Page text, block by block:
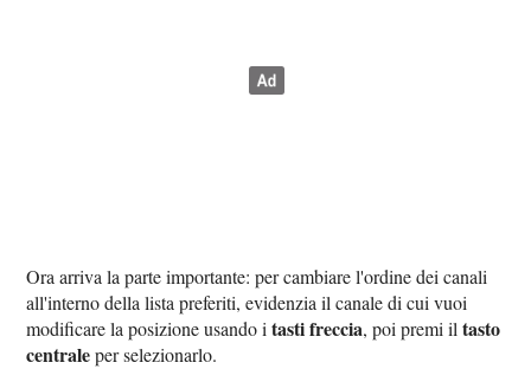
Ora arriva la parte importante: per cambiare l'ordine dei canali
all'interno della lista preferiti, evidenzia il canale di cui vuoi
modificare la posizione usando itasti freccia, poi premi iltasto
centraleper selezionarlo.